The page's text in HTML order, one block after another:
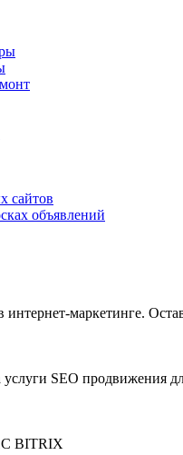
сайтов
объявлений
маркетинге.
SEO продвижения
BITRIX